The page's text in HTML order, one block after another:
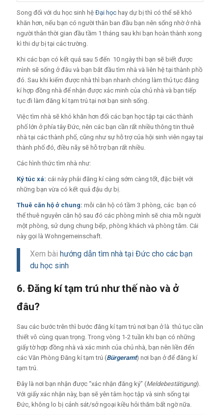
Song đối với du học sinh hệ Đại họchay dự bị thì có thể sẽ khó
khăn hơn, nếu bạn có người thân ban đầu bạn nên sống nhờ ở nhà
người thân thời gian đầu tầm 1 tháng sau khi bạn hoàn thành xong
kì thi dự bị tại các trường.
Khi các bạn có kết quả sau 5 đến 10 ngày thì bạn sẽ biết được
mình sẽ sống ở đâu và bạn bắt đầu tìm nhà và liên hệ tại thành phồ
đó. Sau khi kiếm được nhà thì bạn nhanh chóng làm thủ tục đăng
kí hợp đồng nhà để nhận được xác minh của chủ nhà và bạn tiếp
tục đi làm đăng kí tạm trú tại nơi bạn sinh sống.
Việc tìm nhà sẽ khó khăn hơn đối các bạn học tập tại các thành
phố lớn ở phía tây Đức, nên các bạn cần rất nhiều thông tin thuê
nhà tại các thành phố, cũng như sự hỗ trợ của hội sinh viên ngay tại
thành phố đó, điều nãy sẽ hỗ trợ bạn rất nhiều.
Các hình thức tìm nhà như:
Ký túc xá: cái này phải đăng kí càng sớm càng tốt, đặc biệt với
những bạn vừa có kết quả đậu dự bị.
Thuê căn hộ ở chung: mỗi căn hộ có tầm 3 phòng, các bạn có
thể thuê nguyên căn hộ sau đó các phòng mình sẽ chia mỗi người
một phòng, sử dụng chung bếp, phòng khách và phòng tắm. Cái
này gọi là Wohngemeinschaft.
Xem bài hướng dẫn tìm nhà tại Đức cho các bạn
du học sinh
6. Đăng kí tạm trú như thế nào và ở
đâu?
Sau các bước trên thì bước đăng kí tạm trú nơi bạn ở là thủ tục cần
thiết vô cùng quan trọng. Trong vòng 1-2 tuần khi bạn có những
giấy tờ hợp đồng nhà và xác minh của chủ nhà, bạn nên liền đến
các Văn Phòng Đăng kí tạm trú (Bürgeramt) nơi bạn ở để đăng kí
tạm trú.
Đây là nơi bạn nhận được “xác nhận đăng ký” (Meldebestätigung).
Với giấy xác nhận này, bạn sẽ yên tâm học tập và sinh sống tại
Đức, không lo bị cảnh sát/sở ngoại kiều hỏi thăm bất ngờ nữa.